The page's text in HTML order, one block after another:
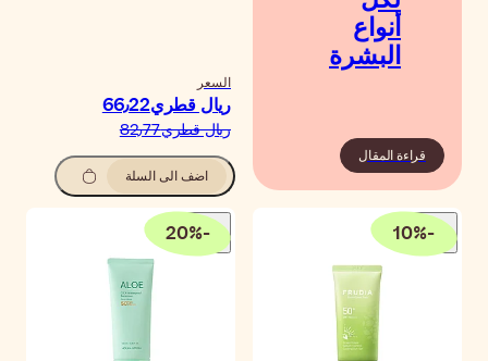
اضف الى السلة
20 %